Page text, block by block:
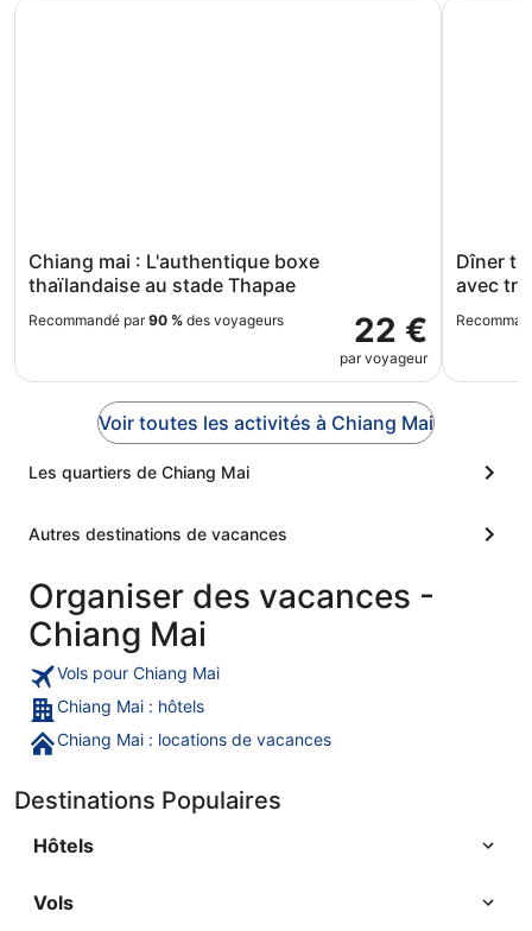
Chiang mai : L'authentique boxe
thaïlandaise au stade Thapae
22 €
par voyageur
Recommandé par90 % des voyageurs
Chiang mai : L'authentique boxe thaïlandaise au stade
Dîner
avec
Dîner
Voir toutes les activités à Chiang Mai
Les quartiers de Chiang Mai
Autres destinations de vacances
Organiser des vacances -
Chiang Mai
Vols pour Chiang Mai
Chiang Mai : hôtels
Chiang Mai : locations de vacances
Destinations Populaires
Hôtels
Vols